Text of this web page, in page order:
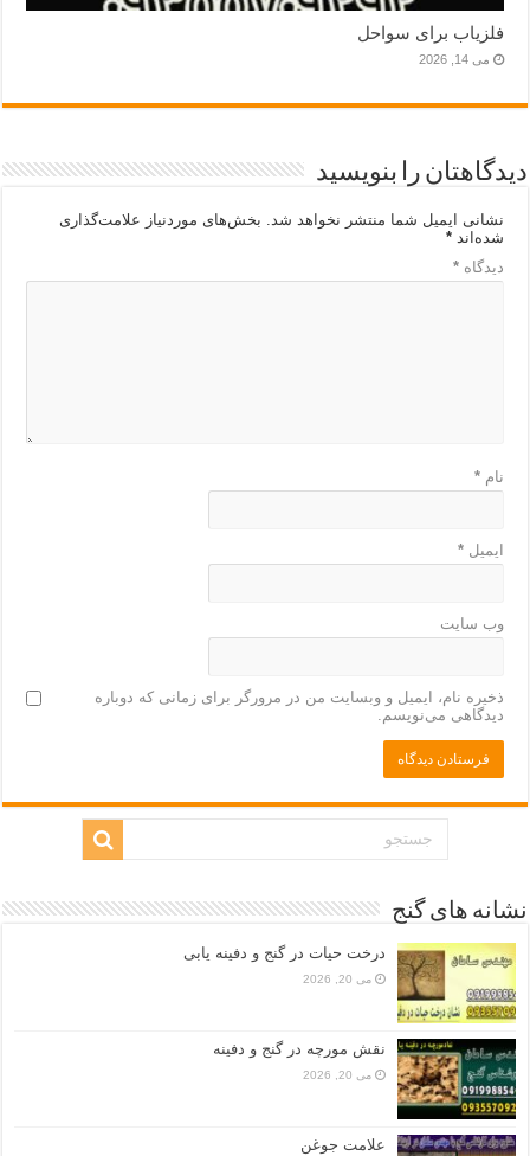
فلزیاب برای سواحل
می 14, 2026
دیدگاهتان را بنویسید
نشانی ایمیل شما منتشر نخواهد شد.
بخش‌های موردنیاز علامت‌گذاری
شده‌اند*
دیدگاه*
نام*
ایمیل*
وب‌ سایت
ذخیره نام، ایمیل و وبسایت من در مرورگر برای زمانی که دوباره
دیدگاهی می‌نویسم.
نشانه های گنج
درخت حیات در گنج و دفینه یابی
می 20, 2026
نقش مورچه در گنج و دفینه
می 20, 2026
علامت جوغن